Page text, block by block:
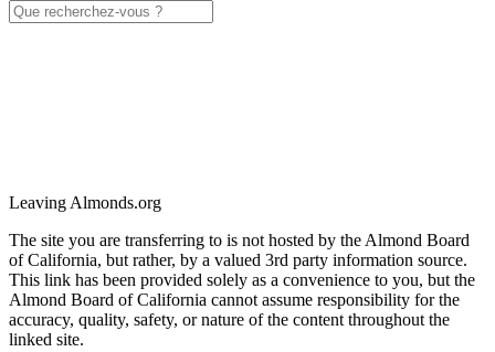
Leaving Almonds.org
The site you are transferring to is not hosted by the Almond Board
of California, but rather, by a valued 3rd party information source.
This link has been provided solely as a convenience to you, but the
Almond Board of California cannot assume responsibility for the
accuracy, quality, safety, or nature of the content throughout the
linked site.